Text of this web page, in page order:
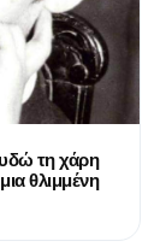
τη χάρη
θλιμμένη